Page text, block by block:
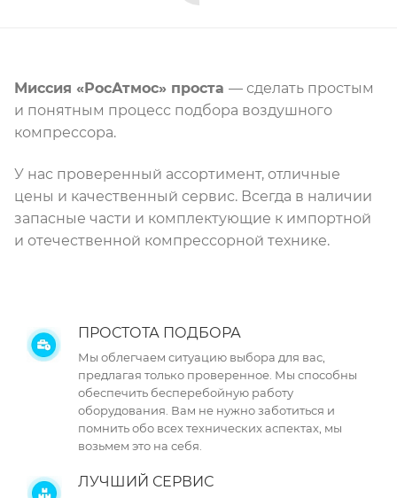
Миссия «РосАтмос» проста — сделать простым
и понятным процесс подбора воздушного
компрессора.
У нас проверенный ассортимент, отличные
цены и качественный сервис. Всегда в наличии
запасные части и комплектующие к импортной
и отечественной компрессорной технике.
ПРОСТОТА ПОДБОРА
Мы облегчаем ситуацию выбора для вас,
предлагая только проверенное. Мы способны
обеспечить бесперебойную работу
оборудования. Вам не нужно заботиться и
помнить обо всех технических аспектах, мы
возьмем это на себя.
ЛУЧШИЙ СЕРВИС